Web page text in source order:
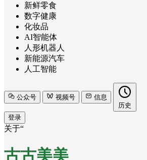
新鲜零食
数字健康
化妆品
AI智能体
人形机器人
新能源汽车
人工智能
公众号 视频号
信息
历史
登录
关于“
古古美美